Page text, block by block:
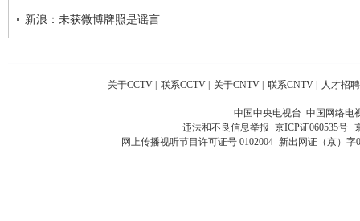
新浪：未获微博牌照是谣言
关于CCTV | 联系CCTV | 关于CNTV | 联系CNTV | 人才招聘
中国中央电视台 中国网络电
违法和不良信息举报 京ICP证060535号
网上传播视听节目许可证号 0102004 新出网证（京）